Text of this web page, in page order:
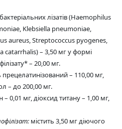
лізатів (Haemophilus
Klebsiella pneumoniae,
aureus, Streptococcus pyogenes,
catarrhalis) – 3,50 мг у формі
– 20,00 мг.
– 110,00 мг,
– до 200,00 мг.
– 0,01 мг, діоксид титану – 1,00 мг,
містить 3,50 мг діючого